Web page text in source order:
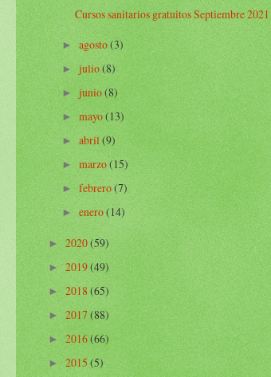
Cursos sanitarios gratuitos Septiembre 2021
►agosto(3)
►julio(8)
► junio(8)
►mayo(13)
►abril(9)
►marzo(15)
►febrero(7)
►enero(14)
► 2020(59)
►2019(49)
►2018(65)
►2017(88)
►2016(66)
►2015(5)